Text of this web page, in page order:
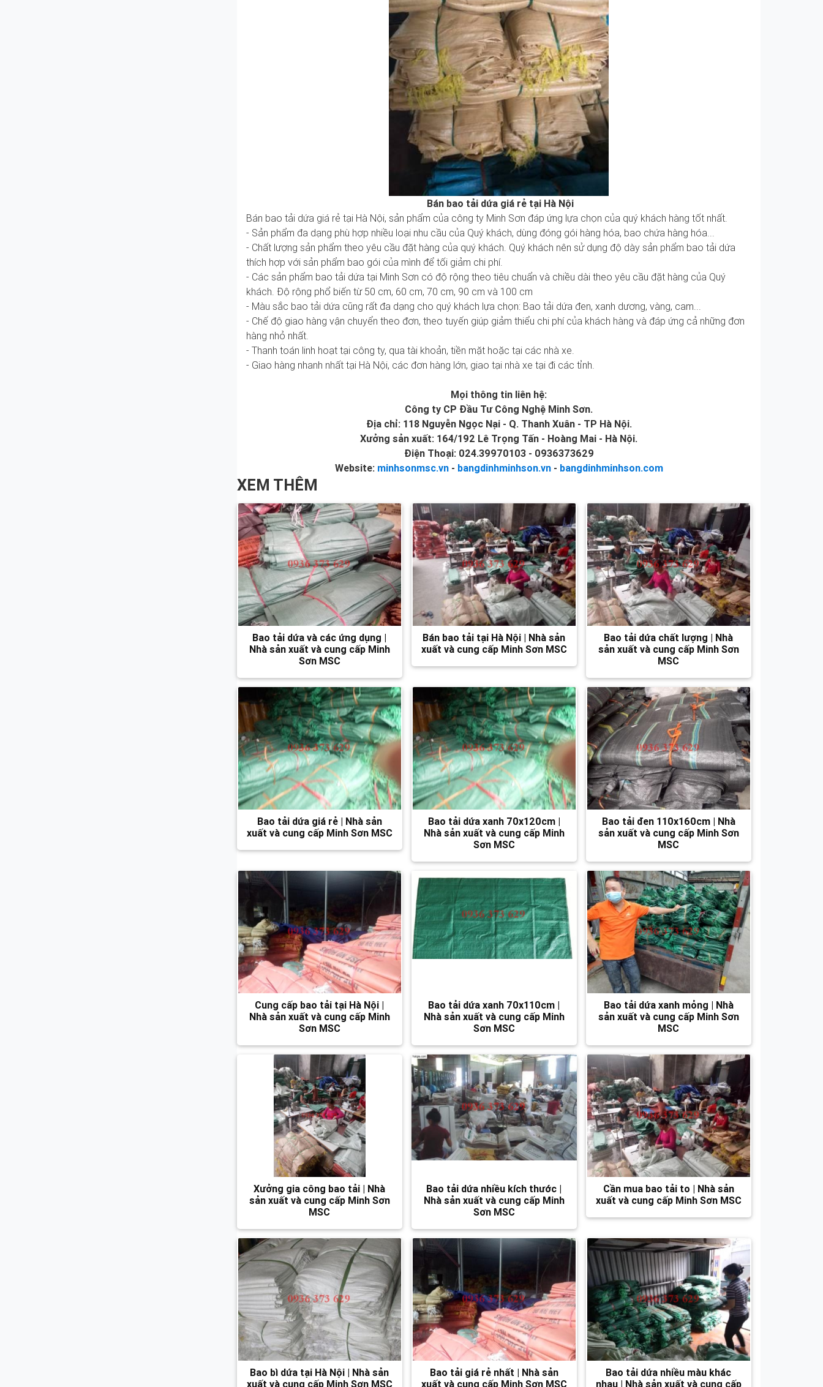
Bán bao tải dứa giá rẻ tại Hà Nội
Bán bao tải dứa giá rẻ tại Hà Nội, sản phẩm của công ty Minh Sơn đáp ứng lựa chọn của quý khách hàng tốt nhất.
- Sản phẩm đa dạng phù hợp nhiều loại nhu cầu của Quý khách, dùng đóng gói hàng hóa, bao chứa hàng hóa...
- Chất lượng sản phẩm theo yêu cầu đặt hàng của quý khách. Quý khách nên sử dụng độ dày sản phẩm bao tải dứa
thích hợp với sản phẩm bao gói của mình để tối giảm chi phí.
- Các sản phẩm bao tải dứa tại Minh Sơn có độ rộng theo tiêu chuẩn và chiều dài theo yêu cầu đặt hàng của Quý
khách. Độ rộng phổ biến từ 50 cm, 60 cm, 70 cm, 90 cm và 100 cm
- Màu sắc bao tải dứa cũng rất đa dạng cho quý khách lựa chọn: Bao tải dứa đen, xanh dương, vàng, cam...
- Chế độ giao hàng vận chuyển theo đơn, theo tuyến giúp giảm thiểu chi phí của khách hàng và đáp ứng cả những đơn
hàng nhỏ nhất.
- Thanh toán linh hoạt tại công ty, qua tài khoản, tiền mặt hoặc tại các nhà xe.
- Giao hàng nhanh nhất tại Hà Nội, các đơn hàng lớn, giao tại nhà xe tại đi các tỉnh.
Mọi thông tin liên hệ:
Công ty CP Đầu Tư Công Nghệ Minh Sơn.
Địa chỉ: 118 Nguyễn Ngọc Nại - Q. Thanh Xuân - TP Hà Nội.
Xưởng sản xuất: 164/192 Lê Trọng Tấn - Hoàng Mai - Hà Nội.
Điện Thoại: 024.39970103 - 0936373629
Website: minhsonmsc.vn- bangdinhminhson.vn- bangdinhminhson.com
XEM THÊM
Bao tải dứa và các ứng dụng |
Nhà sản xuất và cung cấp Minh
Sơn MSC
Bán bao tải tại Hà Nội | Nhà sản
xuất và cung cấp Minh Sơn MSC
Bao tải dứa chất lượng | Nhà
sản xuất và cung cấp Minh Sơn
MSC
Bao tải dứa giá rẻ | Nhà sản
xuất và cung cấp Minh Sơn MSC
Bao tải dứa xanh 70x120cm |
Nhà sản xuất và cung cấp Minh
Sơn MSC
Bao tải đen 110x160cm | Nhà
sản xuất và cung cấp Minh Sơn
MSC
Cung cấp bao tải tại Hà Nội |
Nhà sản xuất và cung cấp Minh
Sơn MSC
Bao tải dứa xanh 70x110cm |
Nhà sản xuất và cung cấp Minh
Sơn MSC
Bao tải dứa xanh mỏng | Nhà
sản xuất và cung cấp Minh Sơn
MSC
Xưởng gia công bao tải | Nhà
sản xuất và cung cấp Minh Sơn
MSC
Bao tải dứa nhiều kích thước |
Nhà sản xuất và cung cấp Minh
Sơn MSC
Cần mua bao tải to | Nhà sản
xuất và cung cấp Minh Sơn MSC
Bao bì dứa tại Hà Nội | Nhà sản
xuất và cung cấp Minh Sơn MSC
Bao tải giá rẻ nhất | Nhà sản
xuất và cung cấp Minh Sơn MSC
Bao tải dứa nhiều màu khác
nhau | Nhà sản xuất và cung cấp